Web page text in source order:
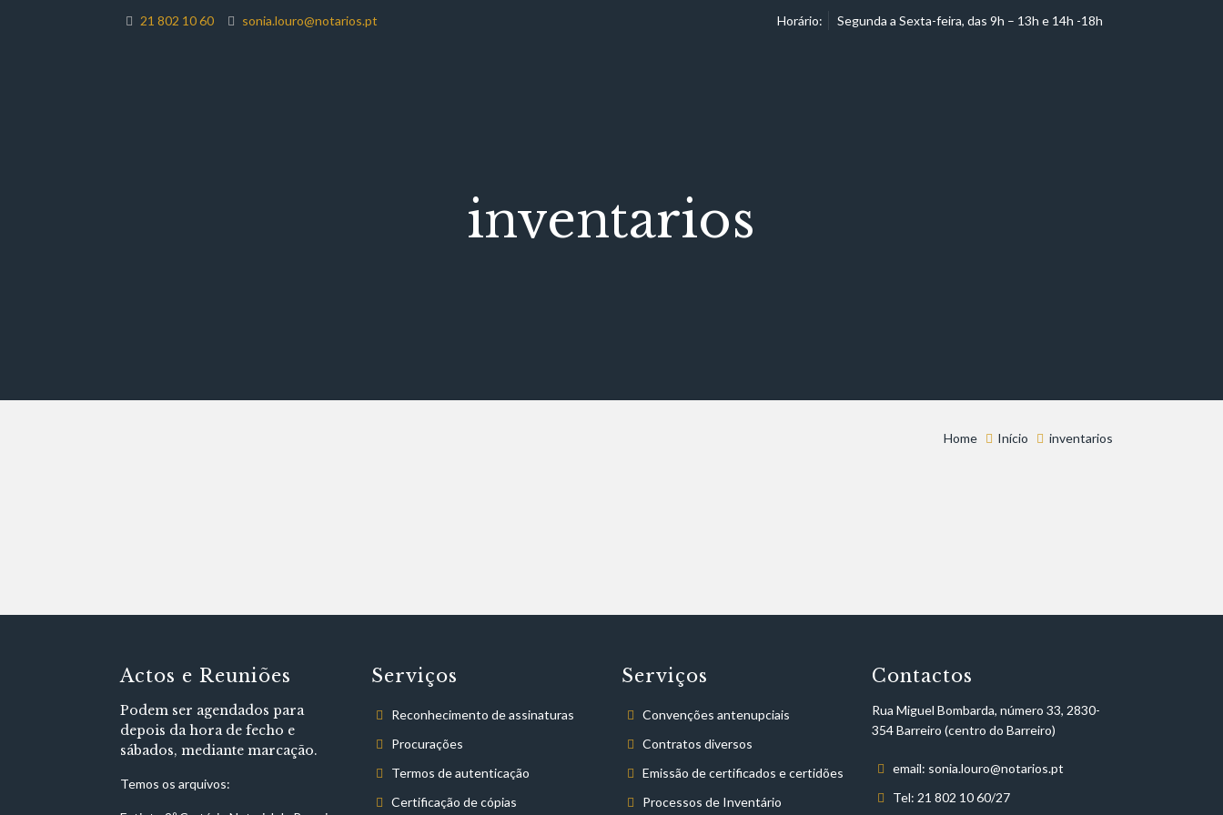
21 802 10 60 sonia.louro@notarios.pt Horário: Segunda a Sexta-feira, das 9h – 13h e 14h -18h
inventarios
Home Início inventarios
Actos e Reuniões
Podem ser agendados para
depois da hora de fecho e
sábados, mediante marcação.
Temos os arquivos:
Serviços
Reconhecimento de assinaturas
Procurações
Termos de autenticação
Certificação de cópias
Serviços
Convenções antenupciais
Contratos diversos
Emissão de certificados e certidões
Processos de Inventário
Contactos
Rua Miguel Bombarda, número 33, 2830-
354 Barreiro (centro do Barreiro)
email: sonia.louro@notarios.pt
Tel: 21 802 10 60/27